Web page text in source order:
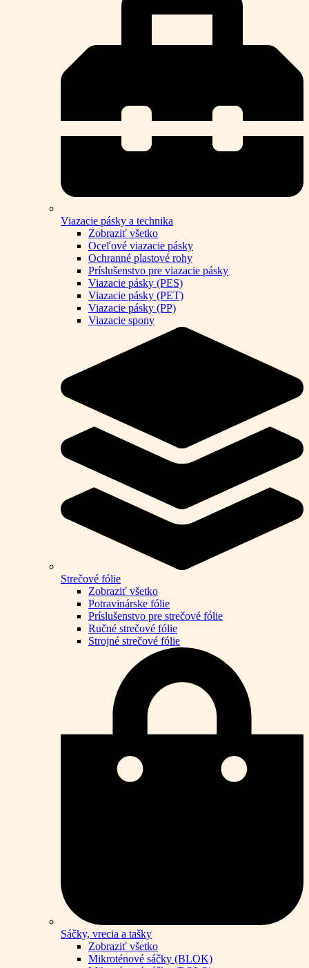
Viazacie pásky a technika
Zobraziť všetko
Oceľové viazacie pásky
Ochranné plastové rohy
Príslušenstvo pre viazacie pásky
Viazacie pásky (PES)
Viazacie pásky (PET)
Viazacie pásky (PP)
Viazacie spony
Strečové fólie
Zobraziť všetko
Potravinárske fólie
Príslušenstvo pre strečové fólie
Ručné strečové fólie
Strojné strečové fólie
Sáčky, vrecia a tašky
Zobraziť všetko
Mikroténové sáčky (BLOK)